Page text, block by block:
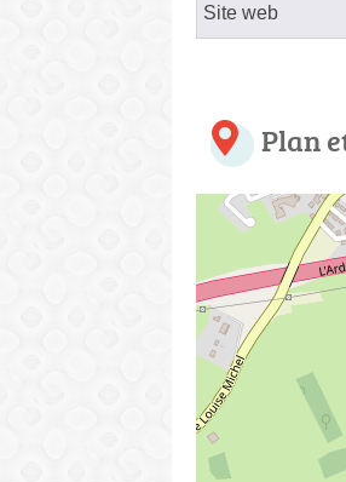
Site web
Plan